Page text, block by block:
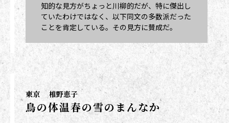
知的な見方がちょっと川柳的だが、特に傑出し
ていたわけではなく、以下同文の多数派だった
ことを肯定している。その見方に賛成だ。
東京 椎野恵子
鳥の体温春の雪のまんなか